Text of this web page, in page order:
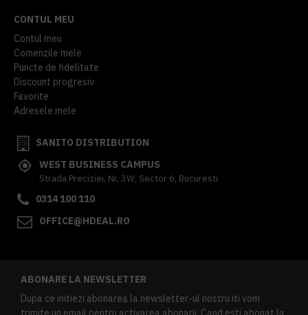
CONTUL MEU
Contul meu
Comenzile mele
Puncte de fidelitate
Discount progresiv
Favorite
Adresele mele
SANITO DISTRIBUTION
WEST BUSINESS CAMPUS
Strada Preciziei, Nr, 3W, Sector 6, Bucuresti
0314 100 110
OFFICE@HDEAL.RO
ABONARE LA NEWSLETTER
Dupa ce initiezi abonarea la newsletter-ul nostru iti vom